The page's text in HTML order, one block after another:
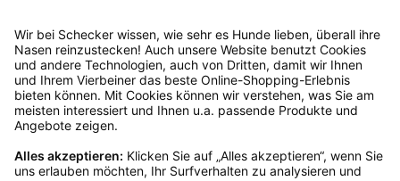
Rücksendeetikett zukommen.
Kundenservice